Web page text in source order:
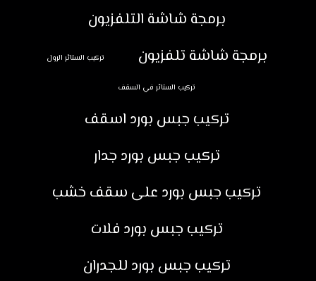
برمجة شاشة التلفزيون
برمجة شاشة تلفزيون
تركيب الستائر الرول
تركيب الستائر في السقف
تركيب جبس بورد اسقف
تركيب جبس بورد جدار
تركيب جبس بورد على سقف خشب
تركيب جبس بورد فلات
تركيب جبس بورد للجدران